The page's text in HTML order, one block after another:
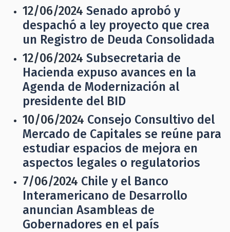
12/06/2024 Senado aprobó y
despachó a ley proyecto que crea
un Registro de Deuda Consolidada
12/06/2024 Subsecretaria de
Hacienda expuso avances en la
Agenda de Modernización al
presidente del BID
10/06/2024 Consejo Consultivo del
Mercado de Capitales se reúne para
estudiar espacios de mejora en
aspectos legales o regulatorios
7/06/2024 Chile y el Banco
Interamericano de Desarrollo
anuncian Asambleas de
Gobernadores en el país